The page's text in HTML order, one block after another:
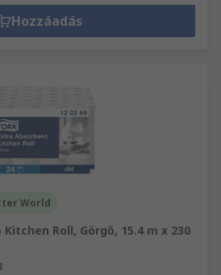
Hozzáadás
World
Roll, Görgő, 15.4 m x 230